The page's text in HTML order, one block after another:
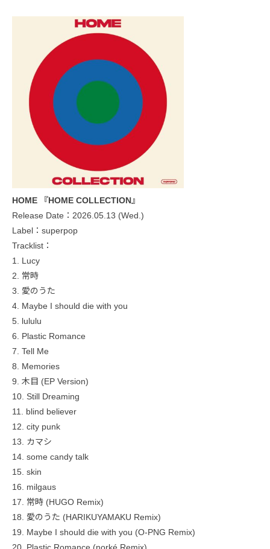
HOME 『HOME COLLECTION』
Release Date：2026.05.13 (Wed.)
Label：superpop
Tracklist：
1. Lucy
2. 常時
3. 愛のうた
4. Maybe I should die with you
5. lululu
6. Plastic Romance
7. Tell Me
8. Memories
9. 木目 (EP Version)
10. Still Dreaming
11. blind believer
12. city punk
13. カマシ
14. some candy talk
15. skin
16. milgaus
17. 常時 (HUGO Remix)
18. 愛のうた (HARIKUYAMAKU Remix)
19. Maybe I should die with you (O-PNG Remix)
20. Plastic Romance (norké Remix)